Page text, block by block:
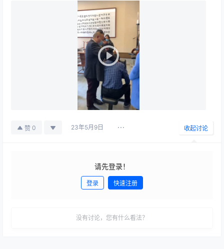
赞 0 23年5月9日 收起讨论
请先登录！
登录 快速注册
没有讨论，您有什么看法？